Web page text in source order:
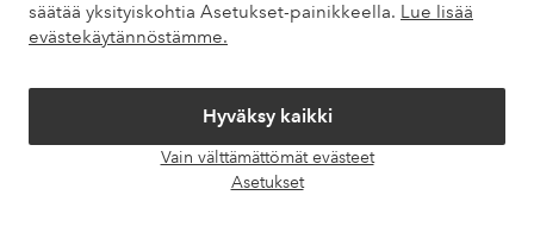
säätää yksityiskohtia Asetukset-painikkeella. Lue lisää
evästekäytännöstämme.
Hyväksy kaikki
Vain välttämättömät evästeet
Asetukset
Omat sivut